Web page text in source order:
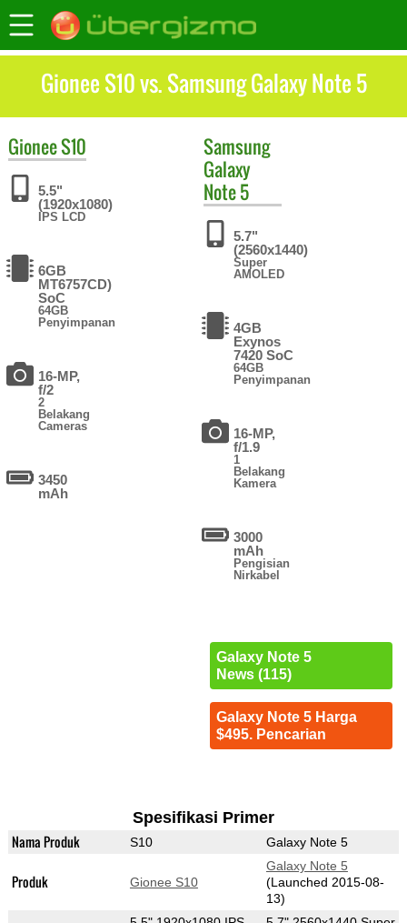
Gionee S10 vs. Samsung Galaxy Note 5
GioneeS10
5.5"
(1920x1080)
IPS LCD
6GB
MT6757CD)
SoC
64GB
Penyimpanan
16-MP,
f/2
2
Belakang
Cameras
3450
mAh
Samsung
Galaxy
Note 5
5.7"
(2560x1440)
Super
AMOLED
4GB
Exynos
7420 SoC
64GB
Penyimpanan
16-MP,
f/1.9
1
Belakang
Kamera
3000
mAh
Pengisian
Nirkabel
Galaxy Note 5
News (115)
Galaxy Note 5 Harga
$495. Pencarian
Spesifikasi Primer
Nama Produk S10 Galaxy Note 5
Produk Gionee S10
Galaxy Note 5
(Launched 2015-08-
13)